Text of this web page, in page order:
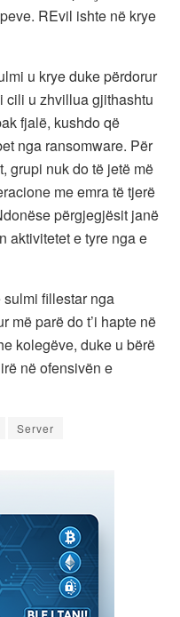
REvil ishte në krye
u krye duke përdorur
cili u zhvillua gjithashtu
fjalë, kushdo që
nga ransomware. Për
grupi nuk do të jetë më
me emra të tjerë
përgjegjësit janë
aktivitetet e tyre nga e
fillestar nga
më parë do t’i hapte në
kolegëve, duke u bërë
në ofensivën e
Server